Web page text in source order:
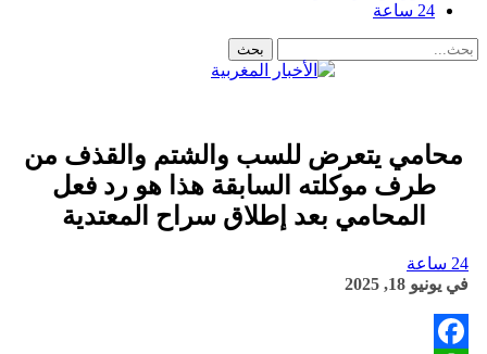
24 ساعة
محامي يتعرض للسب والشتم والقذف من
طرف موكلته السابقة هذا هو رد فعل
المحامي بعد إطلاق سراح المعتدية
24 ساعة
في يونيو 18, 2025